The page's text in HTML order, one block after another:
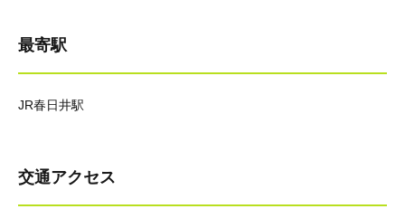
最寄駅
JR春日井駅
交通アクセス